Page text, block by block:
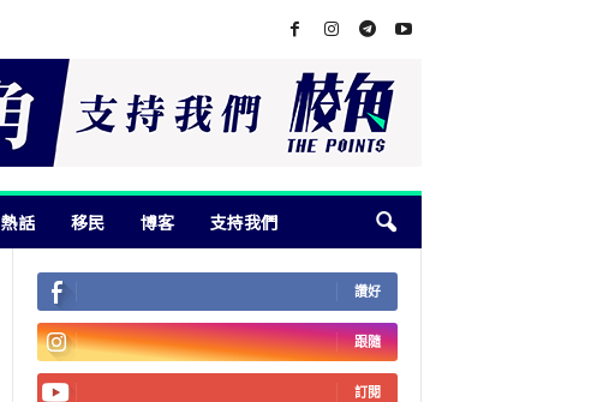
熱話 移民 博客 支持我們
讚好
跟隨
訂閱